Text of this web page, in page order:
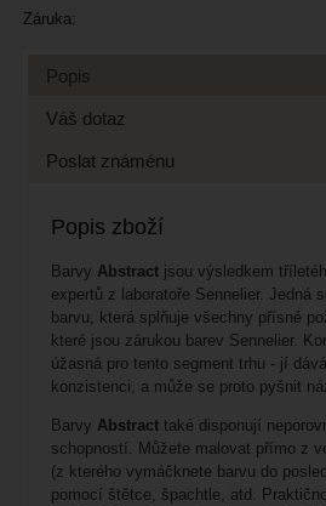
Záruka:
Popis
Váš dotaz
Poslat známénu
Popis zboží
Barvy Abstractjsou výsledkem
expertů z laboratoře Sennelier. Jedná
barvu, která splňuje všechny přísné
které jsou zárukou barev Sennelier.
úžasná pro tento segment trhu - jí
konzistenci, a může se proto pyšnit
Barvy Abstracttaké disponují
schopností. Můžete malovat přímo z
(z kterého vymáčknete barvu do
pomocí štětce, špachtle, atd.